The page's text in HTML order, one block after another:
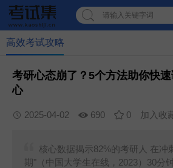
请输入关键字词
高效考试攻略
考研心态崩了？5个方法助你快
心
2025-04-02 690 0 加入收
核心数据揭示82%的考研人 在冲
期"（中国大学生在线，2023）30分